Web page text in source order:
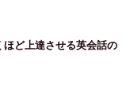
ど上達させる英会話の